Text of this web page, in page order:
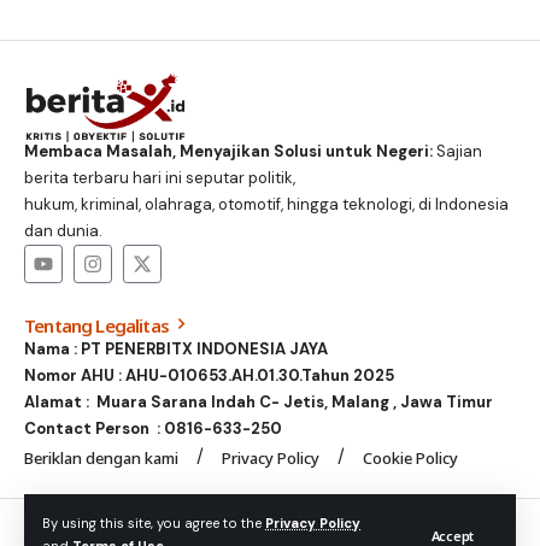
By using this site, you agree to the Privacy Policy
Accept
Membaca Masalah, Menyajikan Solusi untuk Negeri:Sajian
berita terbaru hari ini seputar politik,
hukum, kriminal, olahraga, otomotif, hingga teknologi, di Indonesia
dan dunia.
Tentang Legalitas
Nama : PT PENERBITX INDONESIA JAYA
Nomor AHU : AHU-010653.AH.01.30.Tahun 2025
Alamat : Muara Sarana Indah C- Jetis, Malang , Jawa Timur
Contact Person : 0816-633-250
Beriklan dengan kami Privacy Policy Cookie Policy
© Foxiz News Network. Ruby Design Company. All Rights